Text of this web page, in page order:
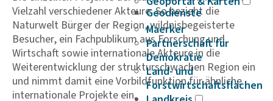
Geodienste
Maerker
Partnerschaft für
Demokratie
Land- und
Forstwirtschaftsflächen
Vielzahl verschiedener Akteure. So bezieht die
Naturwelt Bürger der Region, wildnisbegeisterte
Besucher, ein Fachpublikum aus Forschung und
Wirtschaft sowie internationale Akteure in die
Weiterentwicklung der strukturschwachen Region ein
und nimmt damit eine Vorbildfunktion für ähnliche
internationale Projekte ein.